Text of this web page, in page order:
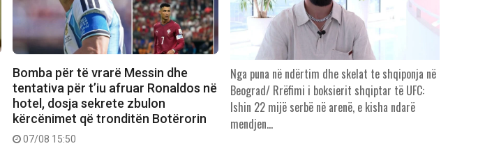
Bomba për të vrarë Messin dhe
tentativa për t’iu afruar Ronaldos në
hotel, dosja sekrete zbulon
kërcënimet që tronditën Botërorin
07/08 15:50
Nga puna në ndërtim dhe skelat te shqiponja në
Beograd/ Rrëfimi i boksierit shqiptar të UFC:
Ishin 22 mijë serbë në arenë, e kisha ndarë
mendjen…